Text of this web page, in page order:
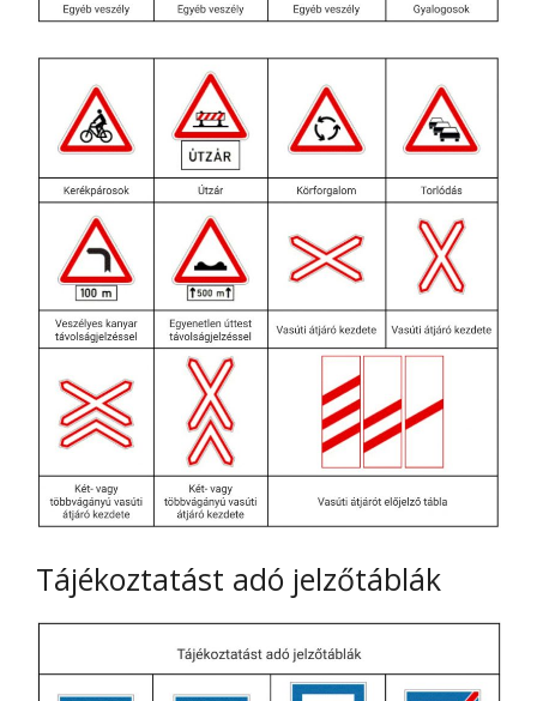
Tájékoztatást adó jelzőtáblák